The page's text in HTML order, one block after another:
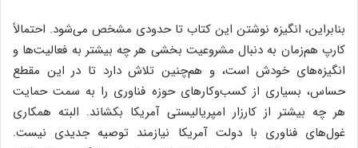
بنابراین، انگیزه نوشتن این کتاب تا حدودی مشخص می‌شود. احتمالاً
کارپ هم‌زمان به دنبال مشروعیت بخشی هر چه بیشتر به فعالیت‌ها و
انگیزه‌های خودش است، و هم‌چنین تلاش دارد تا در این مقطع
حساس، بسیاری از کسب‌وکارهای حوزه فناوری را به سمت حمایت
هر چه بیشتر از کارزار امپریالیستی آمریکا بکشاند. البته همکاری
غول‌های فناوری با دولت آمریکا نیازمند توصیه جدیدی نیست.